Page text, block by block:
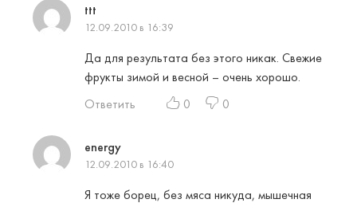
ttt
12.09.2010 в 16:39
Да для результата без этого никак. Свежие
фрукты зимой и весной – очень хорошо.
Ответить
0 0
energy
12.09.2010 в 16:40
Я тоже борец, без мяса никуда, мышечная